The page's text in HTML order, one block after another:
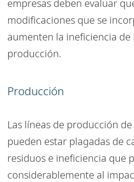
empresas deben evaluar
modificaciones que se
aumenten la ineficiencia de
producción.
Producción
Las líneas de producción
pueden estar plagadas de
residuos e ineficiencia que
considerablemente al